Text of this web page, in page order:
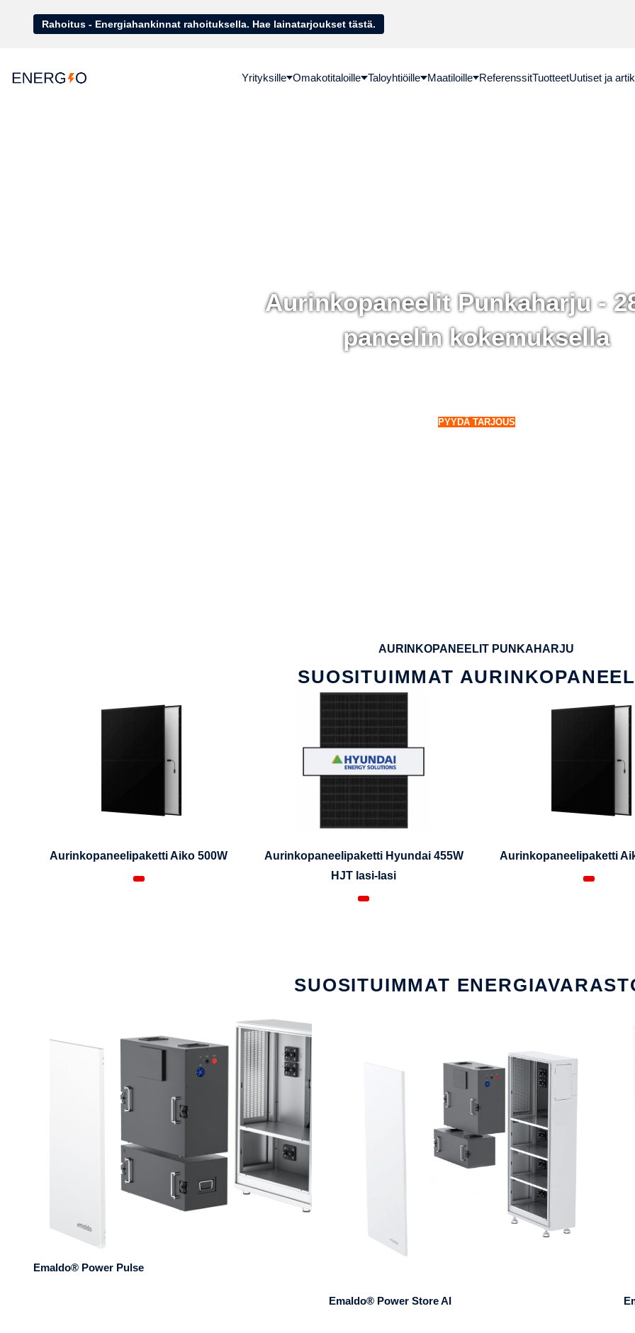
Rahoitus - Energiahankinnat rahoituksella. Hae lainatarjoukset tästä.
Yrityksille Omakotitaloille Taloyhtiöille Maatiloille ReferenssitTuotteetUutiset ja
Aurinkopaneelit Punkaharju -
paneelin kokemuksella
PYYDÄ TARJOUS
AURINKOPANEELIT PUNKAHARJU
SUOSITUIMMAT
Aurinkopaneelipaketti Aiko 500W
Aurinkopaneelipaketti Hyundai 455W
HJT lasi-lasi
Aurinkopaneelipaketti
SUOSITUIMMAT
Emaldo® Power Pulse
Emaldo® Power Store AI